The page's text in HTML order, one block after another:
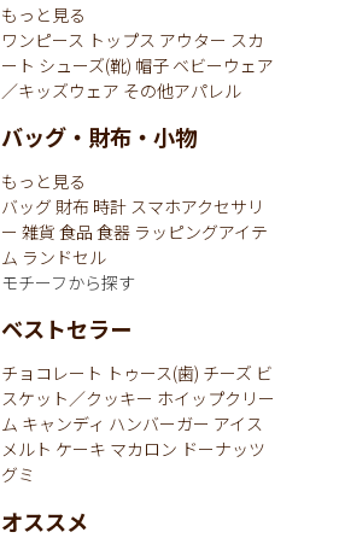
もっと見る
ワンピース トップス アウター スカ
ート シューズ(靴) 帽子 ベビーウェア
／キッズウェア その他アパレル
バッグ・財布・小物
もっと見る
バッグ 財布 時計 スマホアクセサリ
ー 雑貨 食品 食器 ラッピングアイテ
ム ランドセル
モチーフから探す
ベストセラー
チョコレート トゥース(歯) チーズ ビ
スケット／クッキー ホイップクリー
ム キャンディ ハンバーガー アイス
メルト ケーキ マカロン ドーナッツ
グミ
オススメ